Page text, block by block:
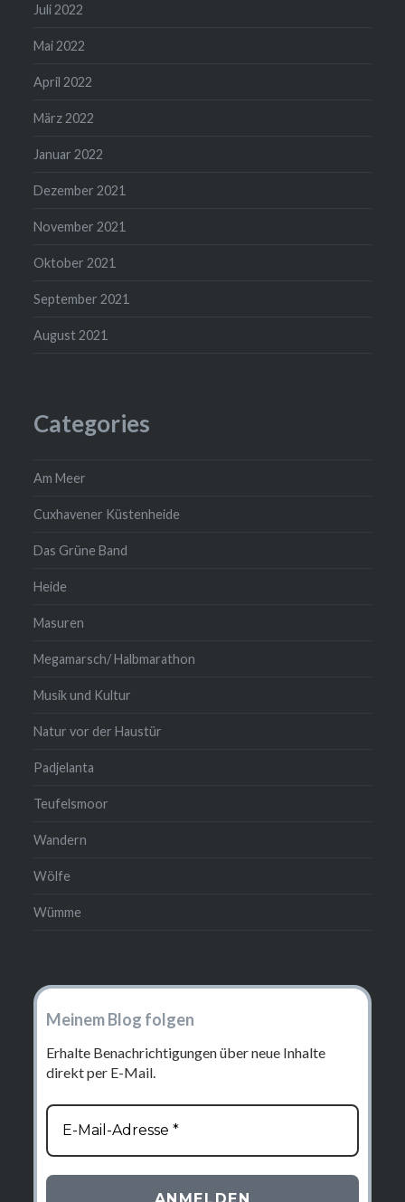
Juli 2022
Mai 2022
April 2022
März 2022
Januar 2022
Dezember 2021
November 2021
Oktober 2021
September 2021
August 2021
Categories
Am Meer
Cuxhavener Küstenheide
Das Grüne Band
Heide
Masuren
Megamarsch/ Halbmarathon
Musik und Kultur
Natur vor der Haustür
Padjelanta
Teufelsmoor
Wandern
Wölfe
Wümme
Meinem Blog folgen
Erhalte Benachrichtigungen über neue Inhalte
direkt per E-Mail.